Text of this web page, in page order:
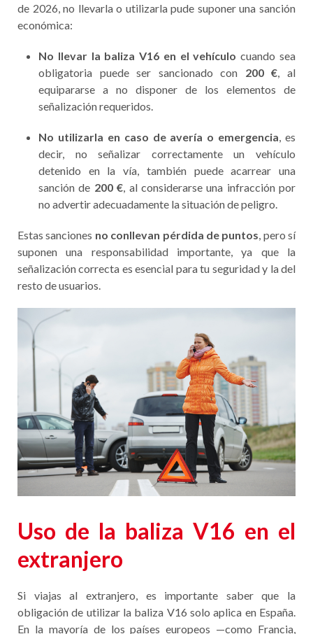
de 2026, no llevarla o utilizarla pude suponer una sanción
económica:
No llevar la baliza V16 en el vehículo cuando sea
obligatoria puede ser sancionado con 200 € , al
equipararse a no disponer de los elementos de
señalización requeridos.
No utilizarla en caso de avería o emergencia , es
decir, no señalizar correctamente un vehículo
detenido en la vía, también puede acarrear una
sanción de 200 € , al considerarse una infracción por
no advertir adecuadamente la situación de peligro.
Estas sanciones no conllevan pérdida de puntos , pero sí
suponen una responsabilidad importante, ya que la
señalización correcta es esencial para tu seguridad y la del
resto de usuarios.
Uso de la baliza V16 en el
extranjero
Si viajas al extranjero, es importante saber que la
obligación de utilizar la baliza V16 solo aplica en España.
En la mayoría de los países europeos —como Francia,